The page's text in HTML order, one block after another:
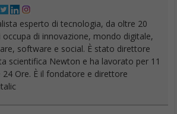
esperto di tecnologia, da oltre 20
occupa di innovazione, mondo digitale,
software e social. È stato direttore
scientifica Newton e ha lavorato per 11
24 Ore. È il fondatore e direttore